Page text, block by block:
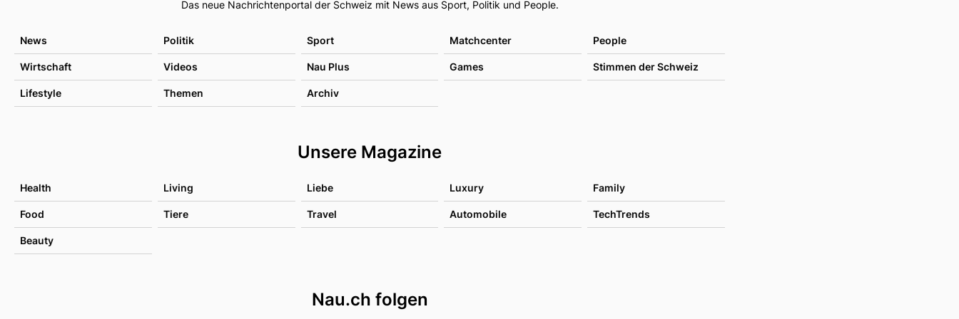
Das neue Nachrichtenportal der Schweiz mit News aus Sport, Politik und People.
News Politik Sport Matchcenter People
Wirtschaft Videos Nau Plus Games Stimmen der Schweiz
Lifestyle Themen Archiv
Unsere Magazine
Health Living Liebe Luxury Family
Food Tiere Travel Automobile TechTrends
Beauty
Nau.ch folgen